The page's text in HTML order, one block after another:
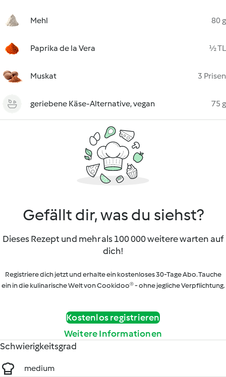
Mehl 80 g
Paprika de la Vera ½ TL
Muskat 3 Prisen
geriebene Käse-Alternative, vegan 75 g
Gefällt dir, was du siehst?
Dieses Rezept und mehr als 100 000 weitere warten auf
dich!
Registriere dich jetzt und erhalte ein kostenloses 30-Tage Abo. Tauche
ein in die kulinarische Welt von Cookidoo® - ohne jegliche Verpflichtung.
Kostenlos registrieren
Weitere Informationen
Schwierigkeitsgrad
medium